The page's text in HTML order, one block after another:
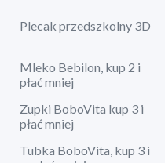
Plecak przedszkolny 3D
Mleko Bebilon, kup 2 i
płać mniej
Zupki BoboVita kup 3 i
płać mniej
Tubka BoboVita, kup 3 i